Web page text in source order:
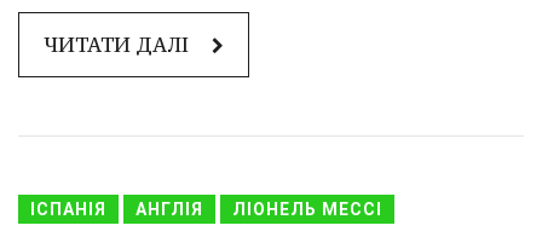
ЧИТАТИ ДАЛІ
ІСПАНІЯ АНГЛІЯ ЛІОНЕЛЬ МЕССІ